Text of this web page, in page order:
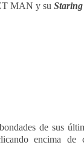
MAN y su
de sus
encima